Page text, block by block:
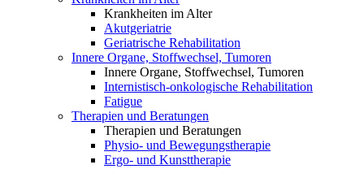
Krankheiten im Alter
Akutgeriatrie
Geriatrische Rehabilitation
Innere Organe, Stoffwechsel, Tumoren
Innere Organe, Stoffwechsel, Tumoren
Internistisch-onkologische Rehabilitation
Fatigue
Therapien und Beratungen
Therapien und Beratungen
Physio- und Bewegungstherapie
Ergo- und Kunsttherapie